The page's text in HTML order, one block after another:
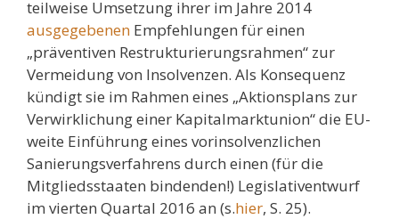
teilweise Umsetzung ihrer im Jahre 2014
ausgegebenen Empfehlungen für einen
„präventiven Restrukturierungsrahmen“ zur
Vermeidung von Insolvenzen. Als Konsequenz
kündigt sie im Rahmen eines „Aktionsplans zur
Verwirklichung einer Kapitalmarktunion“ die EU-
weite Einführung eines vorinsolvenzlichen
Sanierungsverfahrens durch einen (für die
Mitgliedsstaaten bindenden!) Legislativentwurf
im vierten Quartal 2016 an (s.hier, S. 25).